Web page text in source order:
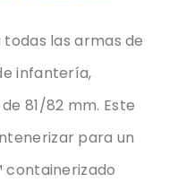
todas lasarmas de
infantería,
de 81/82 mm. Este
para un
containerizado